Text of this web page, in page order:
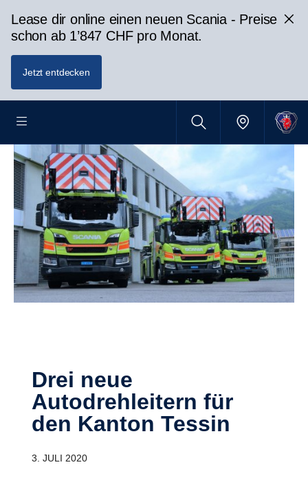
Lease dir online einen neuen Scania - Preise
schon ab 1’847 CHF pro Monat.
Jetzt entdecken
Drei neue
Autodrehleitern für
den Kanton Tessin
3. JULI 2020